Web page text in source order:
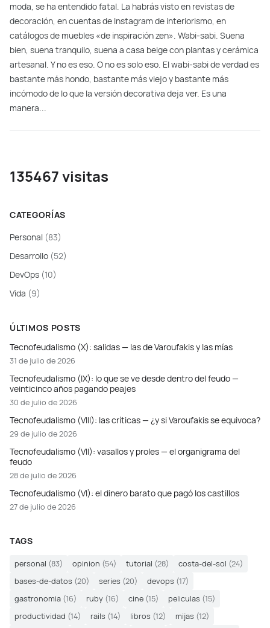
moda, se ha entendido fatal. La habrás visto en revistas de
decoración, en cuentas de Instagram de interiorismo, en
catálogos de muebles «de inspiración zen». Wabi-sabi. Suena
bien, suena tranquilo, suena a casa beige con plantas y cerámica
artesanal. Y no es eso. O no es solo eso. El wabi-sabi de verdad es
bastante más hondo, bastante más viejo y bastante más
incómodo de lo que la versión decorativa deja ver. Es una
manera...
135467 visitas
CATEGORÍAS
Personal (83)
Desarrollo (52)
DevOps (10)
Vida (9)
ÚLTIMOS POSTS
Tecnofeudalismo (X): salidas — las de Varoufakis y las mías
31 de julio de 2026
Tecnofeudalismo (IX): lo que se ve desde dentro del feudo —
veinticinco años pagando peajes
30 de julio de 2026
Tecnofeudalismo (VIII): las críticas — ¿y si Varoufakis se equivoca?
29 de julio de 2026
Tecnofeudalismo (VII): vasallos y proles — el organigrama del
feudo
28 de julio de 2026
Tecnofeudalismo (VI): el dinero barato que pagó los castillos
27 de julio de 2026
TAGS
personal (83) opinion (54) tutorial (28) costa-del-sol (24)
bases-de-datos (20) series (20) devops (17)
gastronomia (16) ruby (16) cine (15) peliculas (15)
productividad (14) rails (14) libros (12) mijas (12)